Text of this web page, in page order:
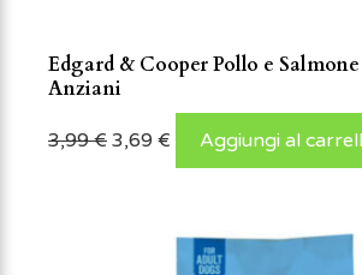
Edgard & Cooper Pollo e
Anziani
3,99€ 3,69 € Aggiungi al